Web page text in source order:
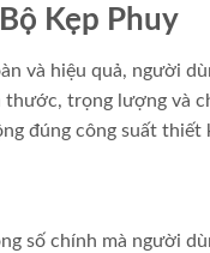
Kẹp Phuy
và hiệu quả, người
trọng lượng và
đúng công suất thiết
số chính mà người